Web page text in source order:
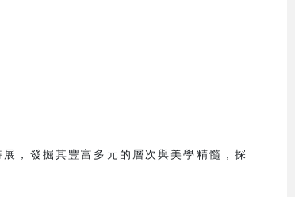
，發掘其豐富多元的層次與美學精髓，探